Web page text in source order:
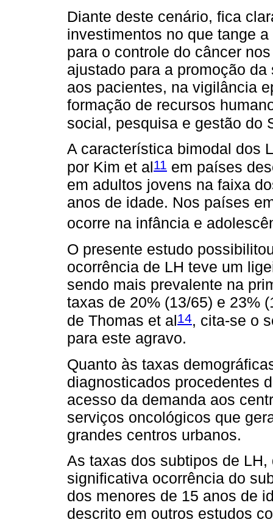
Diante deste cenário, fica
investimentos no que tange
para o controle do câncer
ajustado para a promoção
aos pacientes, na vigilância
formação de recursos
social, pesquisa e gestão do
A característica bimodal dos
por Kim et al11 em países
em adultos jovens na faixa
anos de idade. Nos países
ocorre na infância e
O presente estudo
ocorrência de LH teve um
sendo mais prevalente na
taxas de 20% (13/65) e 23%
de Thomas et al14, cita-se o
para este agravo.
Quanto às taxas
diagnosticados procedentes
acesso da demanda aos
serviços oncológicos que
grandes centros urbanos.
As taxas dos subtipos de
significativa ocorrência do
dos menores de 15 anos de
descrito em outros estudos